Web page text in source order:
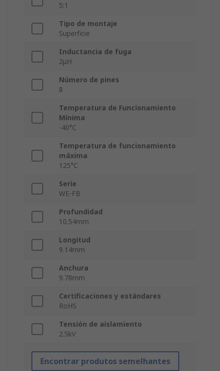
5:1
Tipo de montaje
Superficie
Inductancia de fuga
2μH
Número de pines
8
Temperatura de Funcionamiento
Mínima
-40°C
Temperatura de funcionamiento
máxima
125°C
Serie
WE‑FB
Profundidad
10.54mm
Longitud
9.14mm
Anchura
9.78mm
Certificaciones y estándares
RoHS
Tensión de aislamiento
2.5kV
Encontrar produtos semelhantes